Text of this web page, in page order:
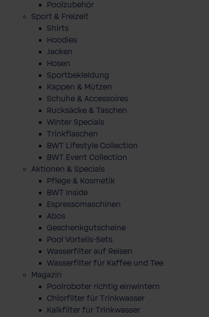
Poolzubehör
Sport & Freizeit
Shirts
Hoodies
Jacken
Hosen
Sportbekleidung
Kappen & Mützen
Schuhe & Accessoires
Rucksäcke & Taschen
Winter Specials
Trinkflaschen
BWT Lifestyle Collection
BWT Event Collection
Aktionen & Specials
Pflege & Kosmetik
BWT Inside
Espressomaschinen
Abos
Geschenkgutscheine
Pool Vorteils-Sets
Wasserfilter auf Reisen
Wasserfilter für Kaffee und Tee
Magazin
Poolroboter richtig einwintern
Chlorfilter für Trinkwasser
Kalkfilter für Trinkwasser